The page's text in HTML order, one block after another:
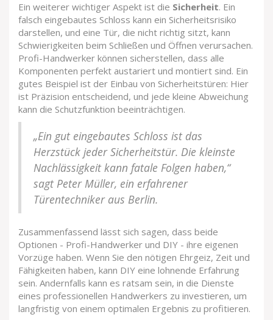
Ein weiterer wichtiger Aspekt ist die Sicherheit. Ein
falsch eingebautes Schloss kann ein Sicherheitsrisiko
darstellen, und eine Tür, die nicht richtig sitzt, kann
Schwierigkeiten beim Schließen und Öffnen verursachen.
Profi-Handwerker können sicherstellen, dass alle
Komponenten perfekt austariert und montiert sind. Ein
gutes Beispiel ist der Einbau von Sicherheitstüren: Hier
ist Präzision entscheidend, und jede kleine Abweichung
kann die Schutzfunktion beeinträchtigen.
„Ein gut eingebautes Schloss ist das
Herzstück jeder Sicherheitstür. Die kleinste
Nachlässigkeit kann fatale Folgen haben,“
sagt Peter Müller, ein erfahrener
Türentechniker aus Berlin.
Zusammenfassend lässt sich sagen, dass beide
Optionen - Profi-Handwerker und DIY - ihre eigenen
Vorzüge haben. Wenn Sie den nötigen Ehrgeiz, Zeit und
Fähigkeiten haben, kann DIY eine lohnende Erfahrung
sein. Andernfalls kann es ratsam sein, in die Dienste
eines professionellen Handwerkers zu investieren, um
langfristig von einem optimalen Ergebnis zu profitieren.